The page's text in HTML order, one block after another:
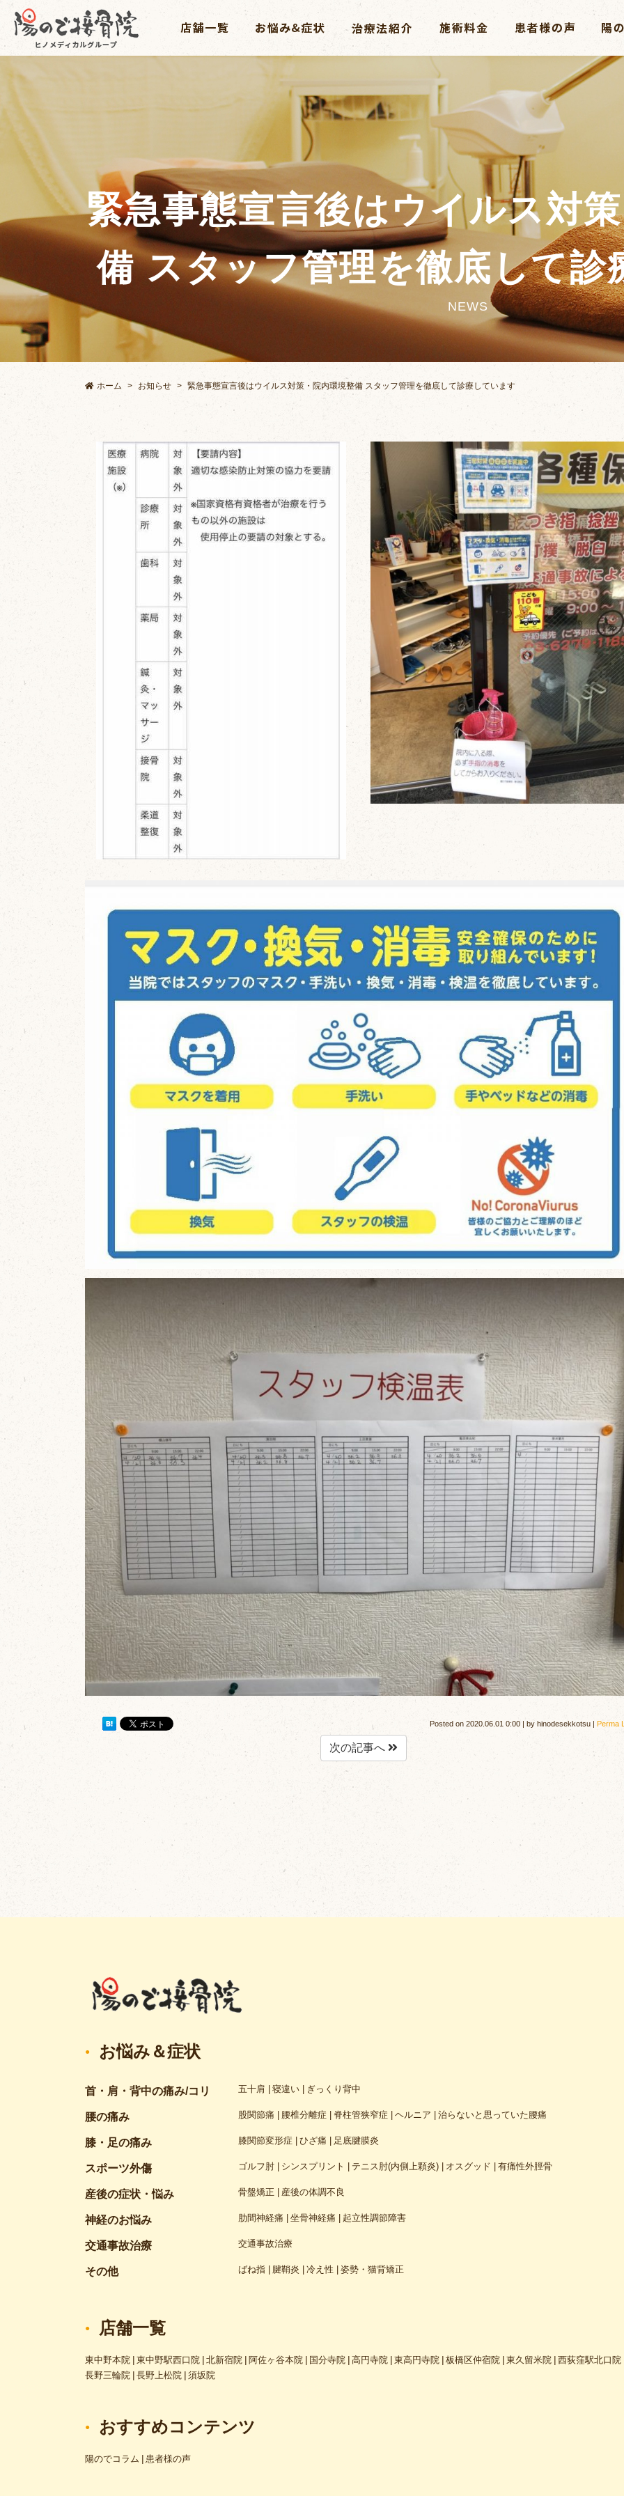
緊急事態宣言後はウイルス対
備 スタッフ管理を徹底して診
NEWS
ホーム お知らせ 緊急事態宣言後はウイルス対策・院内環境整備 スタッフ管理を徹底して診療しています
Posted on 2020.06.01 0:00 | by hinodesekkotsu | Perma
次の記事へ
お悩み＆症状
首・肩・背中の痛み/コリ 五十肩 寝違い ぎっくり背中
腰の痛み 股関節痛 腰椎分離症 脊柱管狭窄症 ヘルニア 治らないと思っていた腰痛
膝・足の痛み 膝関節変形症 ひざ痛 足底腱膜炎
スポーツ外傷 ゴルフ肘 シンスプリント テニス肘(内側上顆炎) オスグッド 有痛性外脛骨
産後の症状・悩み 骨盤矯正 産後の体調不良
神経のお悩み 肋間神経痛 坐骨神経痛 起立性調節障害
交通事故治療 交通事故治療
その他 ばね指 腱鞘炎 冷え性 姿勢・猫背矯正
店舗一覧
東中野本院 東中野駅西口院 北新宿院 阿佐ヶ谷本院 国分寺院 高円寺院 東高円寺院 板橋区仲宿院 東久留米院 西荻窪駅北口院
長野三輪院 長野上松院 須坂院
おすすめコンテンツ
陽のでコラム 患者様の声